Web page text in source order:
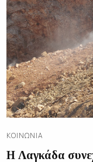
ΚΟΙΝΩΝΊΑ
Η Λαγκάδα